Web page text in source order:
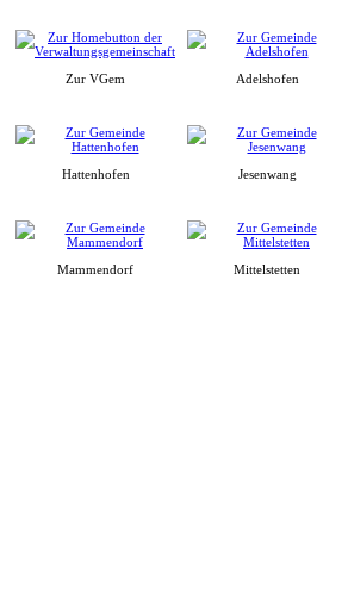
Zur VGem Adelshofen
Hattenhofen Jesenwang
Mammendorf Mittelstetten